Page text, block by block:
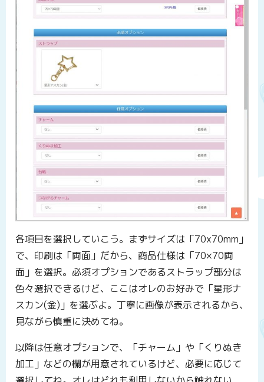
各項目を選択していこう。まずサイズは「70x70mm」
で、印刷は「両面」だから、商品仕様は「70×70両
面」を選択。必須オプションであるストラップ部分は
色々選択できるけど、ここはオレのお好みで「星形ナ
スカン(金)」を選ぶよ。丁寧に画像が表示されるから、
見ながら慎重に決めてね。
以降は任意オプションで、「チャーム」や「くりぬき
加工」などの欄が用意されているけど、必要に応じて